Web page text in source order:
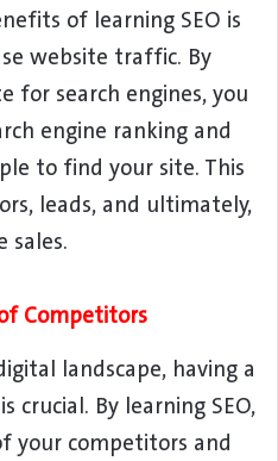
of learning SEO is
website traffic. By
for search engines, you
engine ranking and
to find your site. This
leads, and ultimately,
sales.
Competitors
landscape, having a
crucial. By learning SEO,
your competitors and